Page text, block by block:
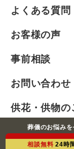
葬儀のお悩み
相談無料 24時
よくある質問
お客様の声
事前相談
お問い合わせ
供花・供物の
会員制度のご